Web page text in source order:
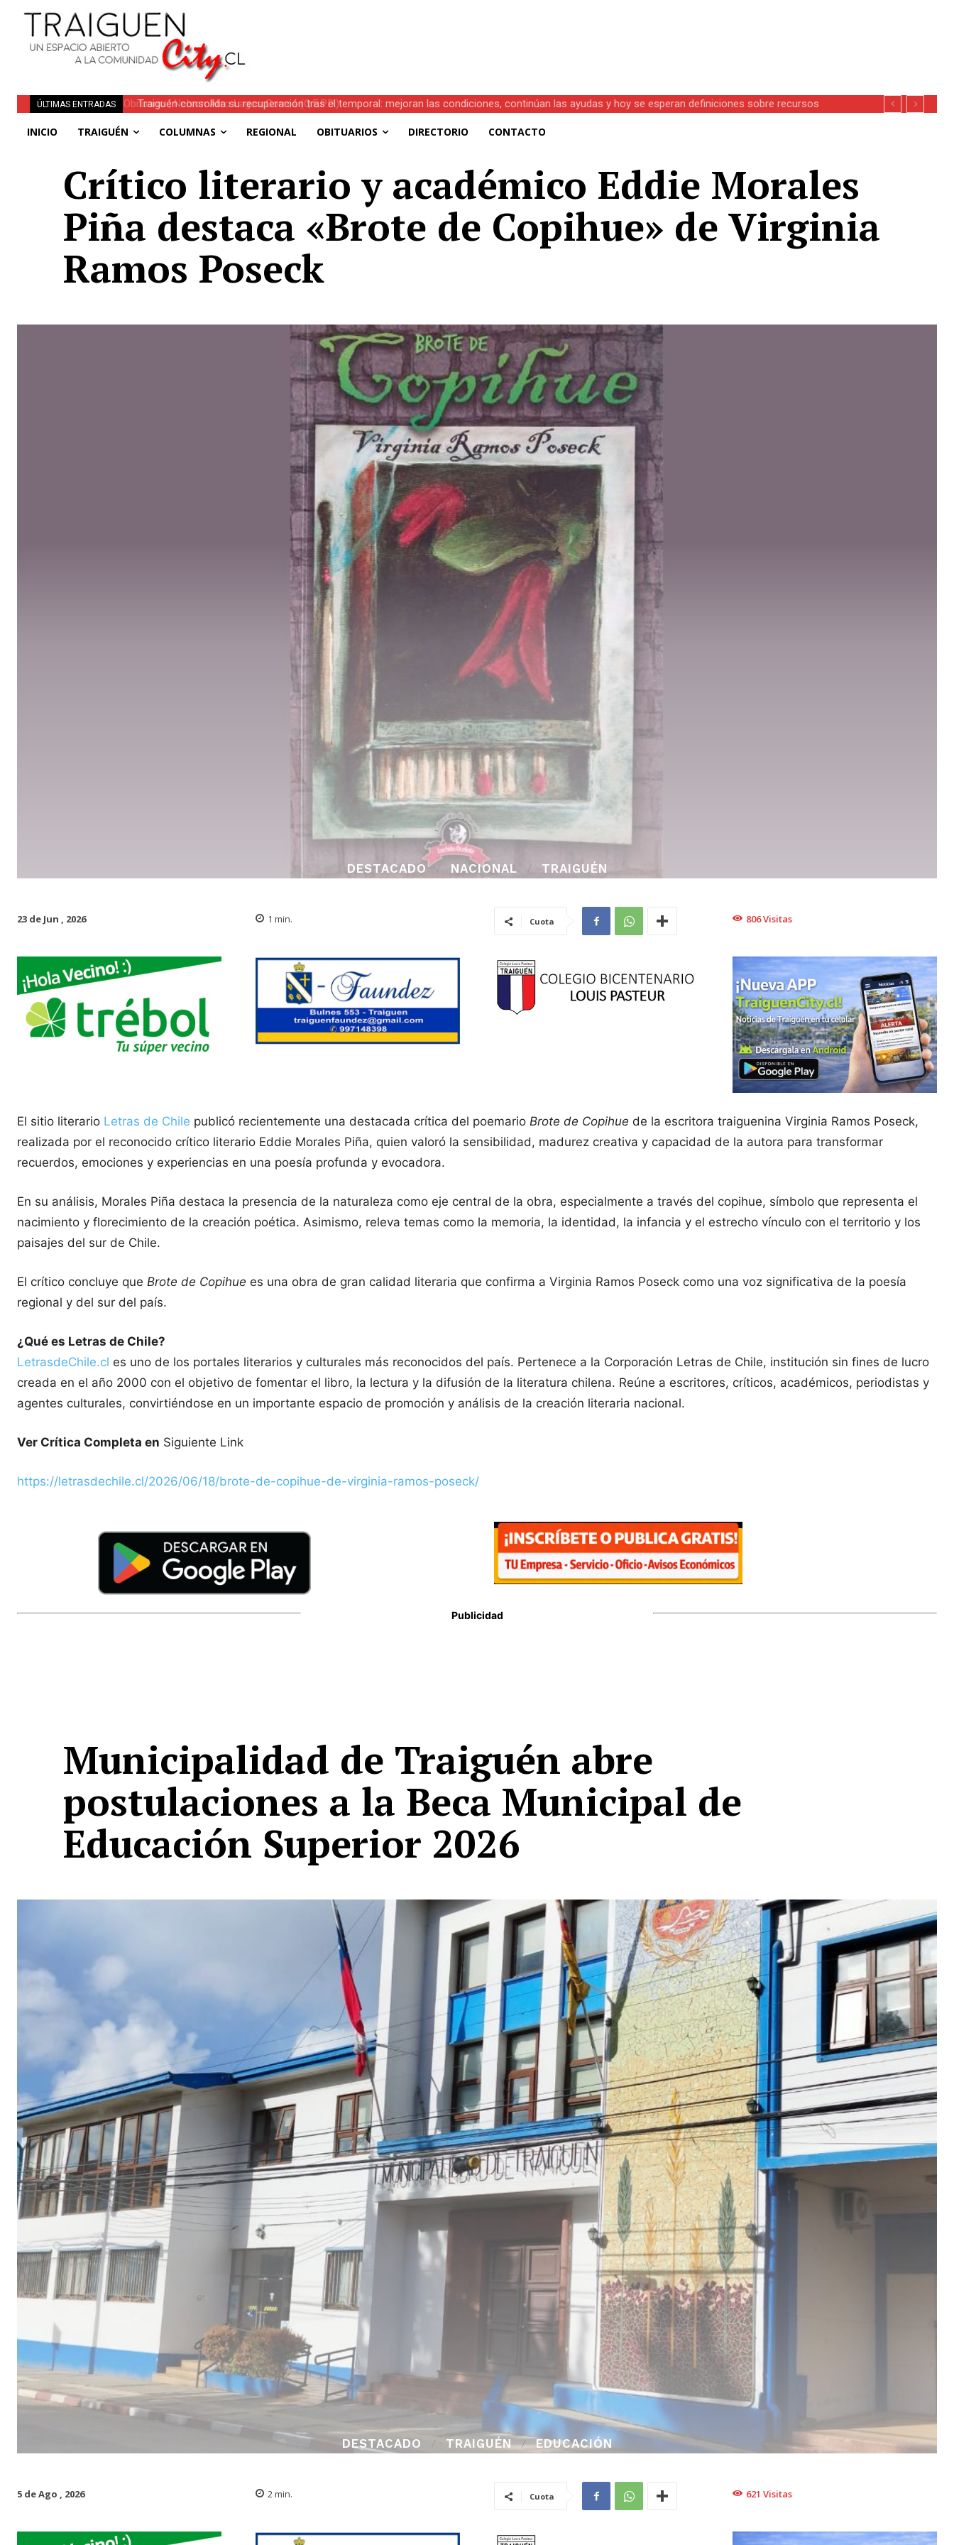
ÚLTIMAS ENTRADAS
Traiguén consolida su recuperación tras el temporal: mejoran las condiciones, continúan las ayudas y hoy se esperan definiciones sobre recursos
INICIO TRAIGUÉN COLUMNAS REGIONAL OBITUARIOS DIRECTORIO CONTACTO
Crítico literario y académico Eddie Morales
Piña destaca «Brote de Copihue» de Virginia
Ramos Poseck
DESTACADO NACIONAL TRAIGUÉN
23 de Jun , 2026 1 min. Cuota 806Visitas
El sitio literario Letras de Chile publicó recientemente una destacada crítica del poemario Brote de Copihue de la escritora traiguenina Virginia Ramos Poseck,
realizada por el reconocido crítico literario Eddie Morales Piña, quien valoró la sensibilidad, madurez creativa y capacidad de la autora para transformar
recuerdos, emociones y experiencias en una poesía profunda y evocadora.
En su análisis, Morales Piña destaca la presencia de la naturaleza como eje central de la obra, especialmente a través del copihue, símbolo que representa el
nacimiento y florecimiento de la creación poética. Asimismo, releva temas como la memoria, la identidad, la infancia y el estrecho vínculo con el territorio y los
paisajes del sur de Chile.
El crítico concluye que Brote de Copihue es una obra de gran calidad literaria que confirma a Virginia Ramos Poseck como una voz significativa de la poesía
regional y del sur del país.
¿Qué es Letras de Chile?
LetrasdeChile.cl es uno de los portales literarios y culturales más reconocidos del país. Pertenece a la Corporación Letras de Chile, institución sin fines de lucro
creada en el año 2000 con el objetivo de fomentar el libro, la lectura y la difusión de la literatura chilena. Reúne a escritores, críticos, académicos, periodistas y
agentes culturales, convirtiéndose en un importante espacio de promoción y análisis de la creación literaria nacional.
Ver Crítica Completa en Siguiente Link
https://letrasdechile.cl/2026/06/18/brote-de-copihue-de-virginia-ramos-poseck/
Publicidad